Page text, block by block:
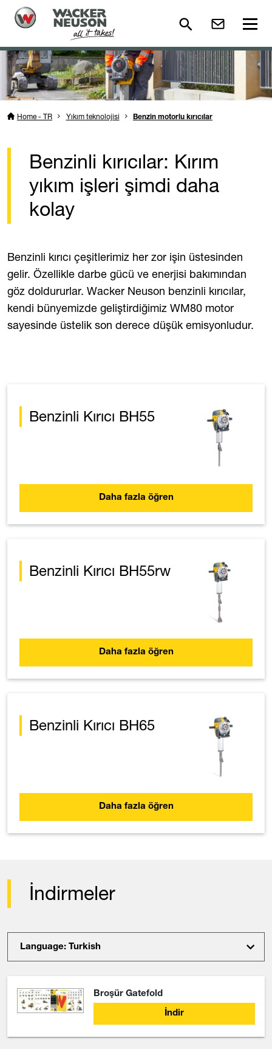
Home - TR Yıkım teknolojisi Benzin motorlu kırıcılar
Benzinli kırıcılar: Kırım
yıkım işleri şimdi daha
kolay
Benzinli kırıcı çeşitlerimiz her zor işin üstesinden
gelir. Özellikle darbe gücü ve enerjisi bakımından
göz doldururlar. Wacker Neuson benzinli kırıcılar,
kendi bünyemizde geliştirdiğimiz WM80 motor
sayesinde üstelik son derece düşük emisyonludur.
Benzinli Kırıcı BH55
Daha fazla öğren
Benzinli Kırıcı BH55rw
Daha fazla öğren
Benzinli Kırıcı BH65
Daha fazla öğren
İndirmeler
Language: Turkish
Broşür Gatefold
İndir